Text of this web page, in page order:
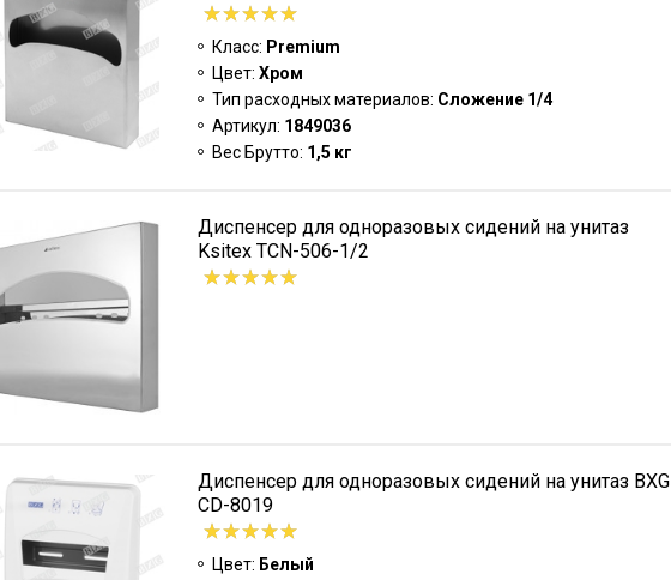
Класс: Premium
Цвет: Хром
Тип расходных материалов: Сложение 1/4
Артикул: 1849036
Вес Брутто: 1,5 кг
Диспенсер для одноразовых сидений на унитаз
Ksitex TCN-506-1/2
Диспенсер для одноразовых сидений на унитаз BXG
CD-8019
Цвет: Белый